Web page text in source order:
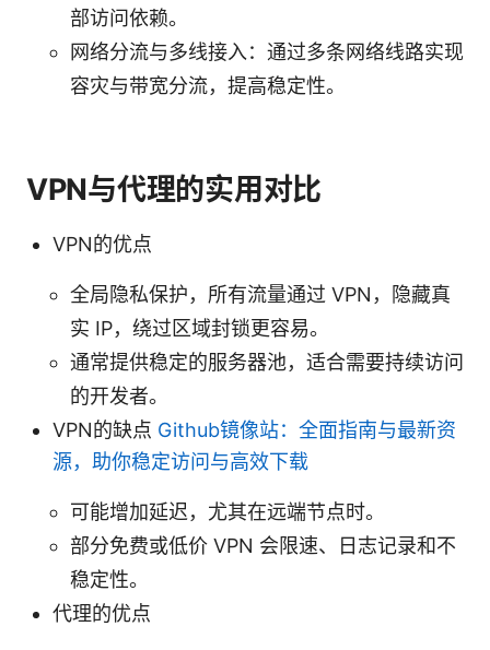
部访问依赖。
网络分流与多线接入：通过多条网络线路实现
容灾与带宽分流，提高稳定性。
VPN与代理的实用对比
VPN的优点
全局隐私保护，所有流量通过 VPN，隐藏真
实 IP，绕过区域封锁更容易。
通常提供稳定的服务器池，适合需要持续访问
的开发者。
VPN的缺点 Github镜像站：全面指南与最新资
源，助你稳定访问与高效下载
可能增加延迟，尤其在远端节点时。
部分免费或低价 VPN 会限速、日志记录和不
稳定性。
代理的优点